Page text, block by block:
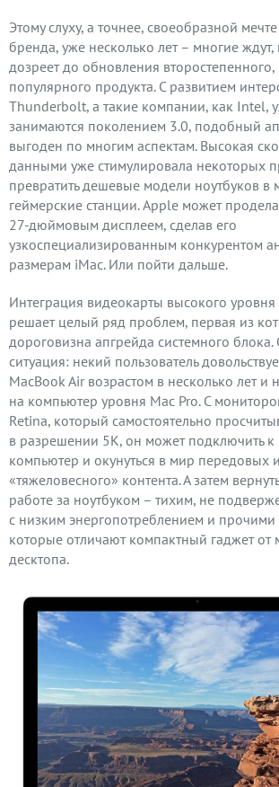
Этому слуху, а точнее, своеобразной
бренда, уже несколько лет – многие
дозреет до обновления
популярного продукта. С развитием
Thunderbolt, а такие компании, как Intel,
занимаются поколением 3.0, подобный
выгоден по многим аспектам. Высокая
данными уже стимулировала некоторых
превратить дешевые модели ноутбуков в
геймерские станции. Apple может
27-дюймовым дисплеем, сделав его
узкоспециализированным конкурентом
размерам iMac. Или пойти дальше.
Интеграция видеокарты высокого
решает целый ряд проблем, первая из
дороговизна апгрейда системного
ситуация: некий пользователь
MacBook Air возрастом в несколько лет и
на компьютер уровня Mac Pro. С
Retina, который самостоятельно
в разрешении 5K, он может подключить к
компьютер и окунуться в мир передовых
«тяжеловесного» контента. А затем
работе за ноутбуком – тихим, не
с низким энергопотреблением и прочими
которые отличают компактный гаджет от
десктопа.